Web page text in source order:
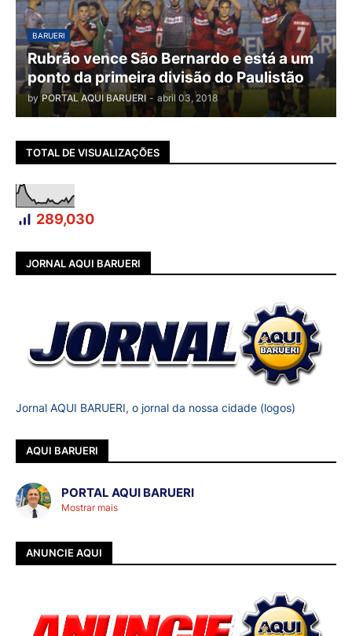
BARUERI
Rubrão vence São Bernardo e está a um
ponto da primeira divisão do Paulistão
by PORTAL AQUI BARUERI - abril 03, 2018
TOTAL DE VISUALIZAÇÕES
289,030
JORNAL AQUI BARUERI
Jornal AQUI BARUERI, o jornal da nossa cidade (logos)
AQUI BARUERI
PORTAL AQUI BARUERI
Mostrar mais
ANUNCIE AQUI